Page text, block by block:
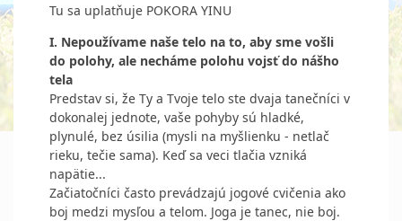
Tu sa uplatňuje POKORA YINU
I. Nepoužívame naše telo na to, aby sme vošli
do polohy, ale necháme polohu vojsť do nášho
tela
Predstav si, že Ty a Tvoje telo ste dvaja tanečníci v
dokonalej jednote, vaše pohyby sú hladké,
plynulé, bez úsilia (mysli na myšlienku - netlač
rieku, tečie sama). Keď sa veci tlačia vzniká
napätie...
Začiatočníci často prevádzajú jogové cvičenia ako
boj medzi mysľou a telom. Joga je tanec, nie boj.